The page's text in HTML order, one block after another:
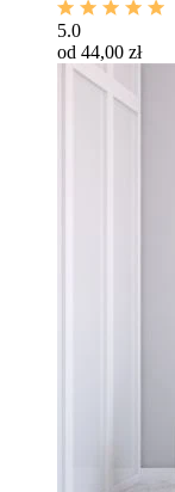
5.0
od 44,00 zł